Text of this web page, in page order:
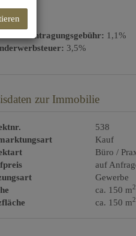
1,1%
3,5%
zur Immobilie
538
Kauf
Büro /
auf
Gewerbe
ca. 150 m2
ca. 150 m2